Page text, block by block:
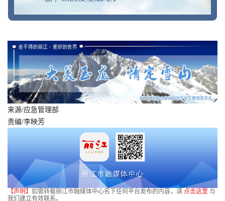
来源/应急管理部
责编/李映芳
【声明】 如需转载丽江市融媒体中心名下任何平台发布的内容，请 点击这里 与
我们建立有效联系。